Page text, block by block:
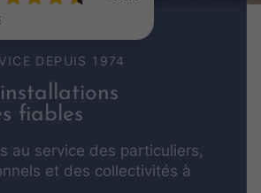
DEPUIS 1974
fiables
au service des particuliers,
et des collectivités à